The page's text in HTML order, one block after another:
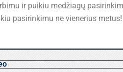
ir puikiu medžiagų
pasirinkimu ne vienerius metus!